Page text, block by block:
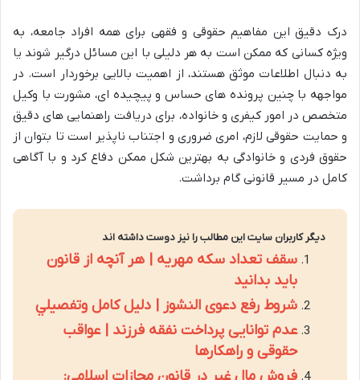
درک دقیق این مفاهیم حقوقی و فقهی برای همه افراد جامعه، به
ویژه کسانی که ممکن است به هر دلیلی با این مسائل درگیر شوند یا
به دنبال اطلاعات موثق هستند، از اهمیت بالایی برخوردار است. در
مواجهه با چنین پرونده های حساس و پیچیده ای، مشورت با وکیل
متخصص در امور کیفری و خانواده، برای دریافت راهنمایی های دقیق
و حمایت حقوقی لازم، امری ضروری و اجتناب ناپذیر است تا بتوان از
حقوق فردی و خانوادگی به بهترین شکل ممکن دفاع کرد و با آگاهی
کامل در مسیر قانونی گام برداشت.
دیگر کاربران سایت این مطالب را نیز دوست داشته اند
سقف تعداد سکه مهریه | هر آنچه از قانون
باید بدانید
شروط رفع دعوى النشوز | دليل كامل وتفصيلي
عدم توانایی پرداخت نفقه فرزند | عواقب
حقوقی و راهکارها